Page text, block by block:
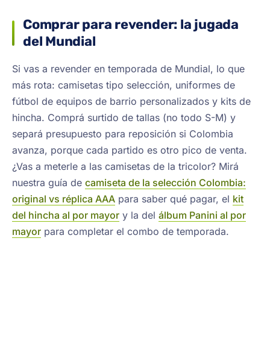
Comprar para revender: la jugada
del Mundial
Si vas a revender en temporada de Mundial, lo que
más rota: camisetas tipo selección, uniformes de
fútbol de equipos de barrio personalizados y kits de
hincha. Comprá surtido de tallas (no todo S-M) y
separá presupuesto para reposición si Colombia
avanza, porque cada partido es otro pico de venta.
¿Vas a meterle a las camisetas de la tricolor? Mirá
nuestra guía de camiseta de la selección Colombia:
original vs réplica AAA para saber qué pagar, el kit
del hincha al por mayor y la del álbum Panini al por
mayor para completar el combo de temporada.